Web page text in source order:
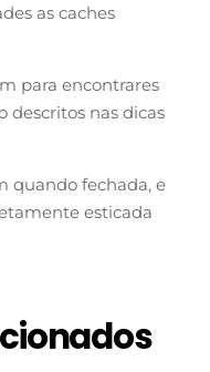
as caches
para encontrares
descritos nas dicas
quando fechada, e
esticada